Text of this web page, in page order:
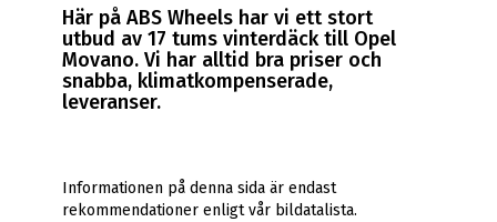
Här på ABS Wheels har vi ett stort
utbud av 17 tums vinterdäck till Opel
Movano. Vi har alltid bra priser och
snabba, klimatkompenserade,
leveranser.
Informationen på denna sida är endast
rekommendationer enligt vår bildatalista.